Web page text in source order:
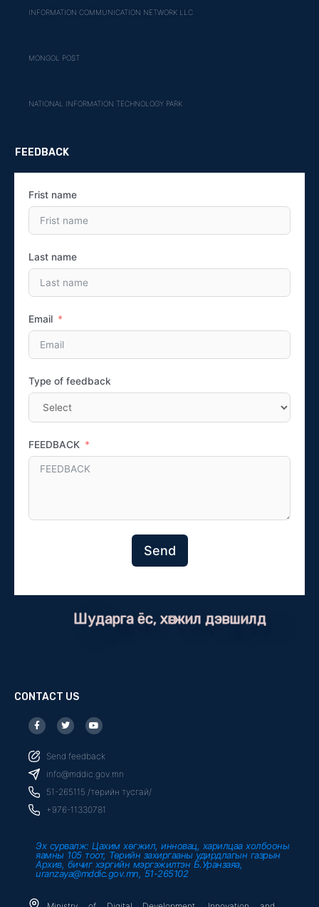
INFORMATION COMMUNICATION NETWORK LLC
MONGOL POST
NATIONAL INFORMATION TECHNOLOGY PARK
FEEDBACK
Frist name
Last name
Email
Type of feedback
FEEDBACK
Send
Шударга ёс, хөгжил дэвшилд
CONTACT US
F
a
c
b
o
o
k
f
T
w
i
t
r
Y
o
u
u
e
Send feedback
info@mddic.gov.mn
51-265115 /төрийн тусгай/
+976-11330781
Эх сурвалж: Цахим хөгжил, инновац, харилцаа холбооны
яамны 105 тоот, Төрийн захиргааны удирдлагын газрын
Архив, бичиг хэргийн мэргэжилтэн Б.Уранзаяа,
uranzaya@mddic.gov.mn, 51-265102